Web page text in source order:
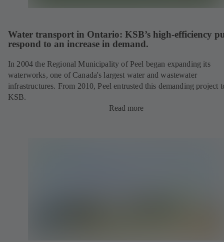
Water transport in Ontario: KSB’s high-efficiency
respond to an increase in demand.
In 2004 the Regional Municipality of Peel began expanding its
waterworks, one of Canada's largest water and wastewater
infrastructures. From 2010, Peel entrusted this demanding project
KSB.
Read more